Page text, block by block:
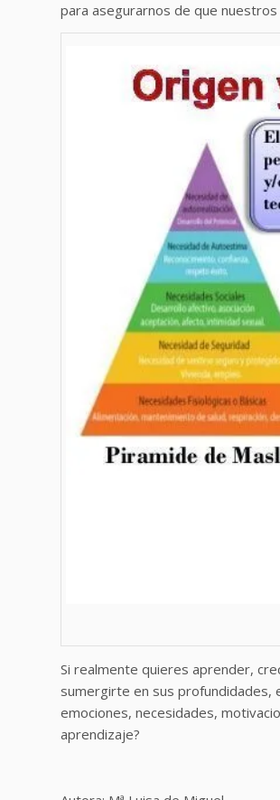
para asegurarnos de que
Si realmente quieres aprender,
sumergirte en sus profundidades,
emociones, necesidades,
aprendizaje?